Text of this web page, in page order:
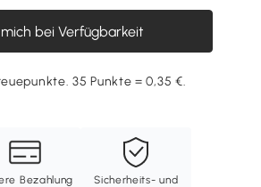
bei Verfügbarkeit
35 Punkte = 0,35 €.
Bezahlung
Sicherheits- und